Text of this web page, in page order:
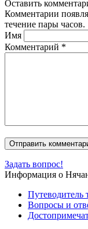
Оставить
Комментарии
течение пары часов.
Имя
Комментарий *
Задать вопрос!
Информация о
Путеводитель
Вопросы и